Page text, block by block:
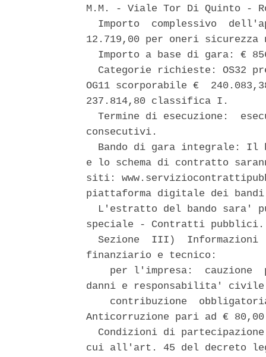
M.M. - Viale Tor Di Quinto -
Importo  complessivo
12.719,00 per oneri
Importo a base di gara: €
Categorie richieste: OS32
OG11 scorporabile €
237.814,80 classifica I.
Termine di esecuzione:
consecutivi.
Bando di gara integrale: Il
e lo schema di contratto
siti:
piattaforma digitale dei
L'estratto del bando sara'
speciale - Contratti
Sezione  III)  Informazioni
finanziario e tecnico:
per l'impresa:  cauzione
danni e responsabilita'
contribuzione
Anticorruzione pari ad €
Condizioni di
cui all'art. 45 del decreto